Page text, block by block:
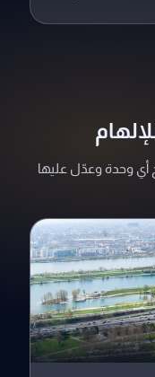
وحدة وعدّل عليها